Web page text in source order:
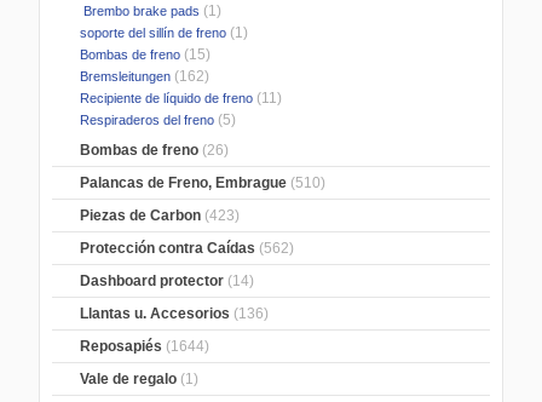
Brembo brake pads (1)
soporte del sillín de freno (1)
Bombas de freno (15)
Bremsleitungen (162)
Recipiente de líquido de freno (11)
Respiraderos del freno (5)
Bombas de freno (26)
Palancas de Freno, Embrague (510)
Piezas de Carbon (423)
Protección contra Caídas (562)
Dashboard protector (14)
Llantas u. Accesorios (136)
Reposapiés (1644)
Vale de regalo (1)